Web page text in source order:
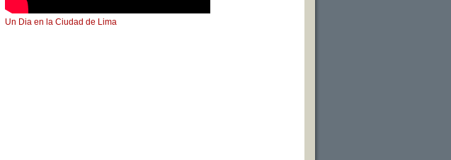
Un Dia en la Ciudad de Lima